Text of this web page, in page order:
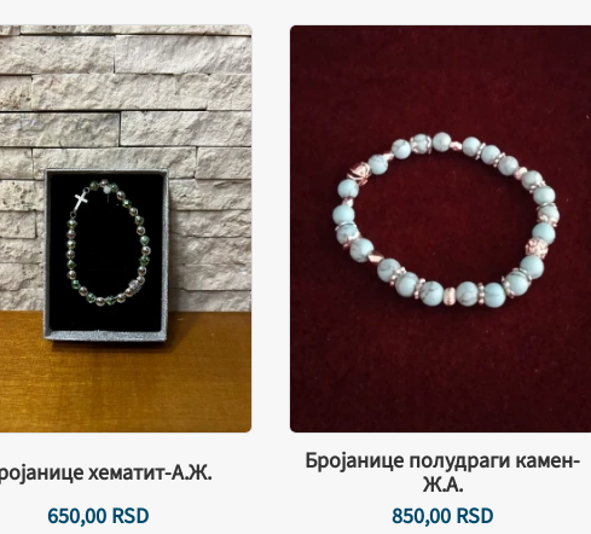
хематит-А.Ж.
650,00 RSD
Бројанице полудраги камен-
Ж.А.
850,00 RSD